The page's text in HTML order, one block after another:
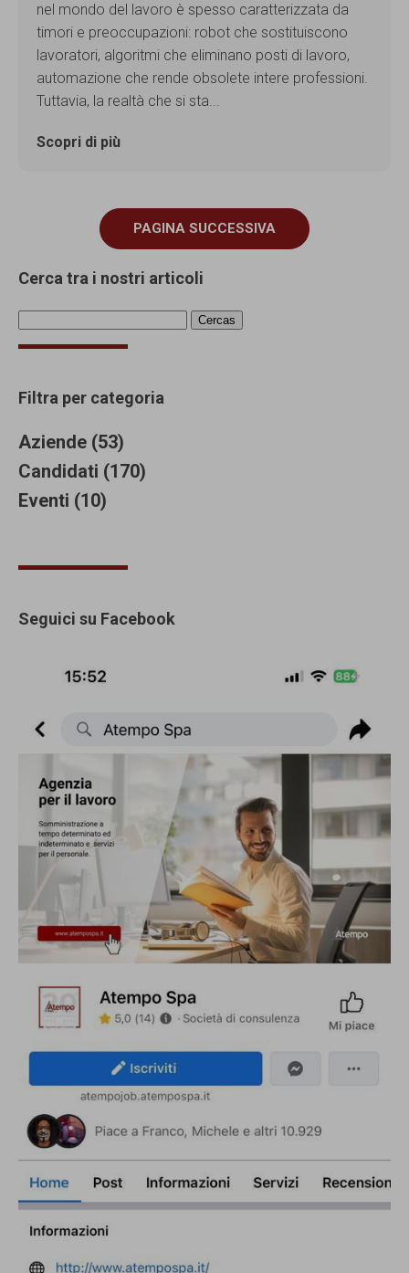
nel mondo del lavoro è spesso caratterizzata da
timori e preoccupazioni: robot che sostituiscono
lavoratori, algoritmi che eliminano posti di lavoro,
automazione che rende obsolete intere professioni.
Tuttavia, la realtà che si sta...
Scopri di più
PAGINA SUCCESSIVA
Cerca tra i nostri articoli
Filtra per categoria
Aziende (53)
Candidati (170)
Eventi (10)
Seguici su Facebook